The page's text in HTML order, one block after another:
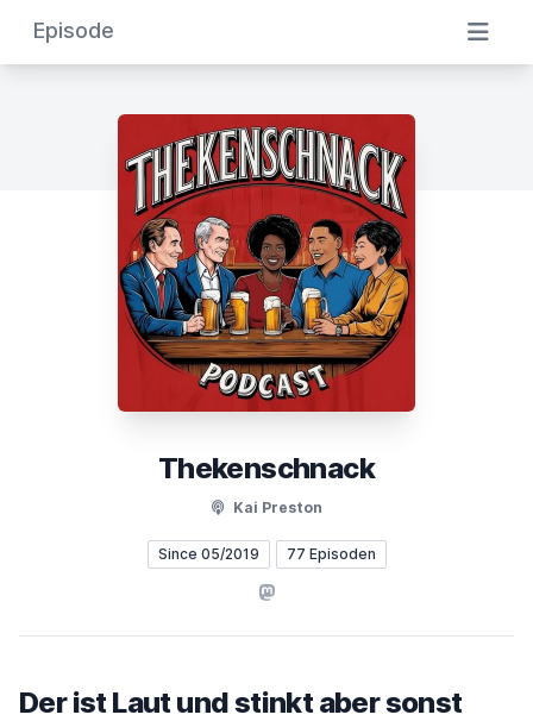
Episode
Thekenschnack
Kai Preston
Since 05/2019 77 Episoden
Mastodon
Der ist Laut und stinkt aber sonst